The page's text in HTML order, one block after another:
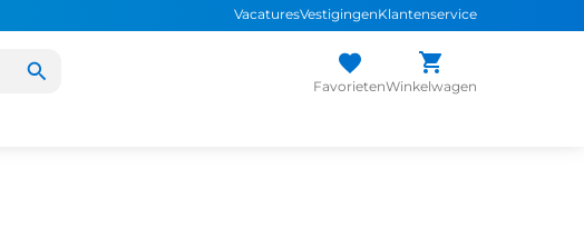
VacaturesVestigingenKlantenservice
FavorietenWinkelwagen